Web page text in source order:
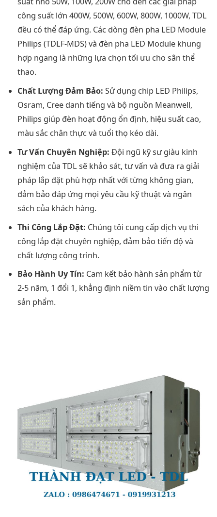
công suất lớn 400W, 500W, 600W, 800W, 1000W, TDL
đều có thể đáp ứng. Các dòng đèn pha LED Module
Philips (TDLF-MDS) và đèn pha LED Module khung
hợp ngang là những lựa chọn tối ưu cho sân thể
thao.
Chất Lượng Đảm Bảo: Sử dụng chip LED Philips,
Osram, Cree danh tiếng và bộ nguồn Meanwell,
Philips giúp đèn hoạt động ổn định, hiệu suất cao,
màu sắc chân thực và tuổi thọ kéo dài.
Tư Vấn Chuyên Nghiệp: Đội ngũ kỹ sư giàu kinh
nghiệm của TDL sẽ khảo sát, tư vấn và đưa ra giải
pháp lắp đặt phù hợp nhất với từng không gian,
đảm bảo đáp ứng mọi yêu cầu kỹ thuật và ngân
sách của khách hàng.
Thi Công Lắp Đặt: Chúng tôi cung cấp dịch vụ thi
công lắp đặt chuyên nghiệp, đảm bảo tiến độ và
chất lượng công trình.
Bảo Hành Uy Tín: Cam kết bảo hành sản phẩm từ
2-5 năm, 1 đổi 1, khẳng định niềm tin vào chất lượng
sản phẩm.